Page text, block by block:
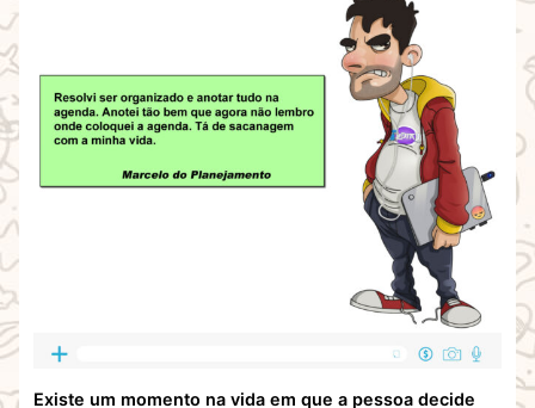
Existe um momento na vida em que a pessoa decide